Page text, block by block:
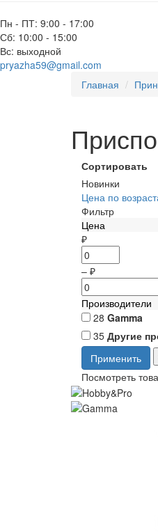
Пн - ПТ: 9:00 - 17:00
Сб: 10:00 - 15:00
Вс: выходной
pryazha59@gmail.com
Главная
Сортировать
Новинки
Цена по
Фильтр
Цена
₽
– ₽
Производители
28 Gamma
35 Другие
Посмотреть